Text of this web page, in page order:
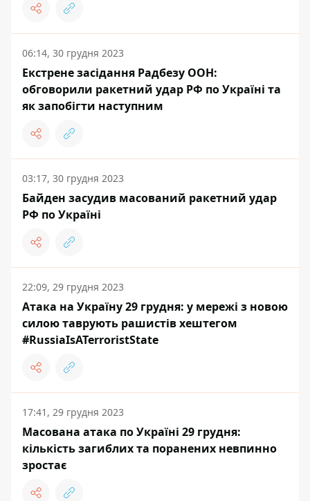
06:14, 30 грудня 2023
Екстрене засідання Радбезу ООН:
обговорили ракетний удар РФ по Україні та
як запобігти наступним
03:17, 30 грудня 2023
Байден засудив масований ракетний удар
РФ по Україні
22:09, 29 грудня 2023
Атака на Україну 29 грудня: у мережі з новою
силою таврують рашистів хештегом
#RussiaIsATerroristState
17:41, 29 грудня 2023
Масована атака по Україні 29 грудня:
кількість загиблих та поранених невпинно
зростає